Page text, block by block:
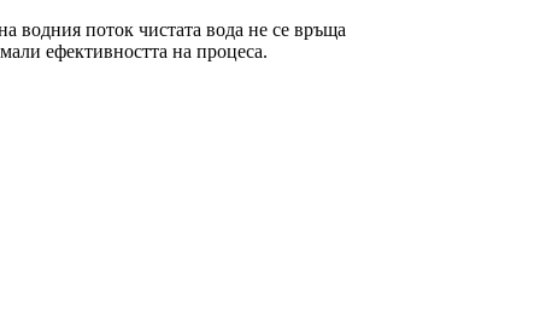
водния поток чистата вода не се връща
ефективността на процеса.